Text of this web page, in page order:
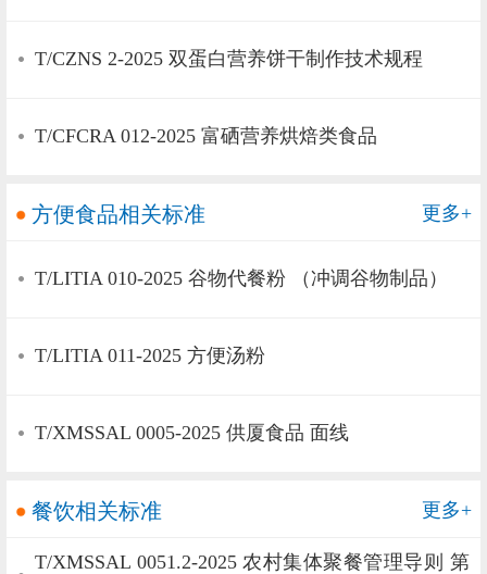
T/CZNS 2-2025 双蛋白营养饼干制作技术规程
T/CFCRA 012-2025 富硒营养烘焙类食品
方便食品相关标准 更多+
T/LITIA 010-2025 谷物代餐粉 （冲调谷物制品）
T/LITIA 011-2025 方便汤粉
T/XMSSAL 0005-2025 供厦食品 面线
餐饮相关标准 更多+
T/XMSSAL 0051.2-2025 农村集体聚餐管理导则 第